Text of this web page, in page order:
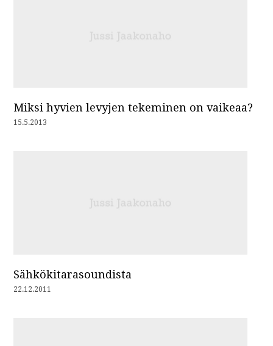
Miksi hyvien levyjen tekeminen on vaikeaa?
15.5.2013
Sähkökitarasoundista
22.12.2011